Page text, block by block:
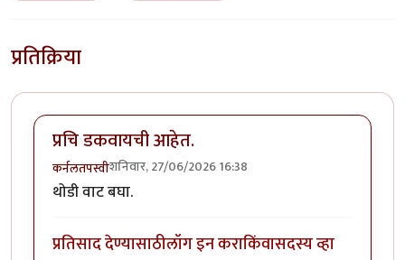
प्रतिक्रिया
प्रचि डकवायची आहेत.
कर्नलतपस्वीशनिवार, 27/06/2026 16:38
थोडी वाट बघा.
प्रतिसाद देण्यासाठीलॉग इन कराकिंवासदस्य व्हा